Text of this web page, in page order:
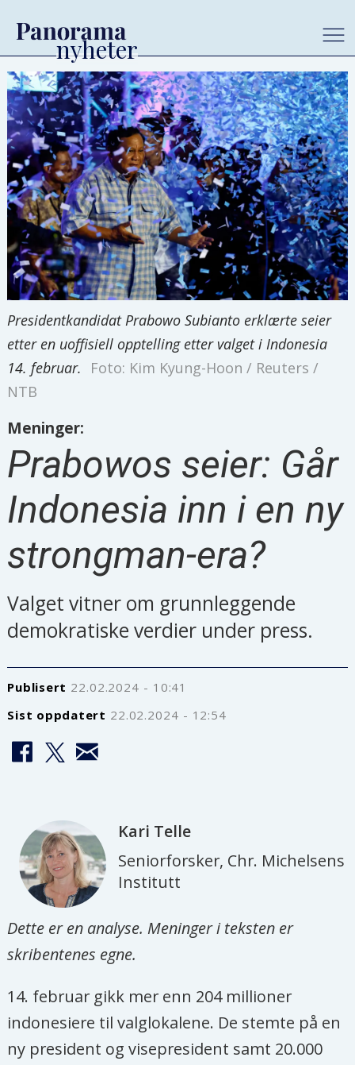
Presidentkandidat Prabowo Subianto erklærte seier
etter en uoffisiell opptelling etter valget i Indonesia
14. februar.
Foto: Kim Kyung-Hoon / Reuters /
NTB
Meninger:
Prabowos seier: Går
Indonesia inn i en ny
strongman-era?
Valget vitner om grunnleggende
demokratiske verdier under press.
Publisert
22.02.2024 - 10:41
Sist oppdatert
22.02.2024 - 12:54
Kari Telle
Seniorforsker, Chr. Michelsens
Institutt
Dette er en analyse. Meninger i teksten er
skribentenes egne.
14. februar gikk mer enn 204 millioner
indonesiere til valglokalene. De stemte på en
ny president og visepresident samt 20.000